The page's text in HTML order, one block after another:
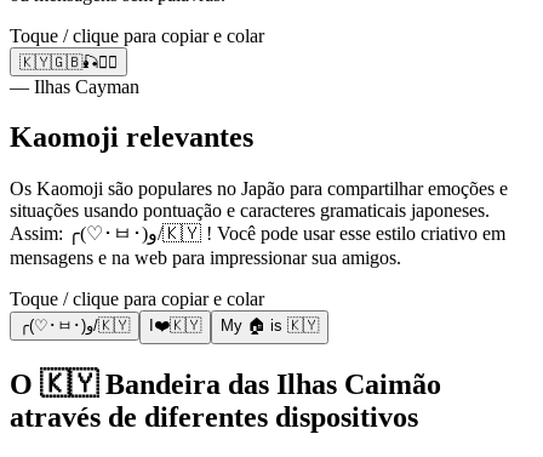
Toque / clique para copiar e colar
🇰🇾🇬🇧🎣🏄‍♂️
— Ilhas Cayman
Kaomoji relevantes
Os Kaomoji são populares no Japão para compartilhar emoções e
situações usando pontuação e caracteres gramaticais japoneses.
Assim: ╭(♡･ㅂ･)و/🇰🇾 ! Você pode usar esse estilo criativo em
mensagens e na web para impressionar sua amigos.
Toque / clique para copiar e colar
╭(♡･ㅂ･)و/🇰🇾 I❤️🇰🇾 My 🏠 is 🇰🇾
O 🇰🇾 Bandeira das Ilhas Caimão
através de diferentes dispositivos